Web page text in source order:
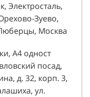
Электросталь,
Зуево,
Москва
А4 одност
посад,
д. 32, корп. 3,
ул.